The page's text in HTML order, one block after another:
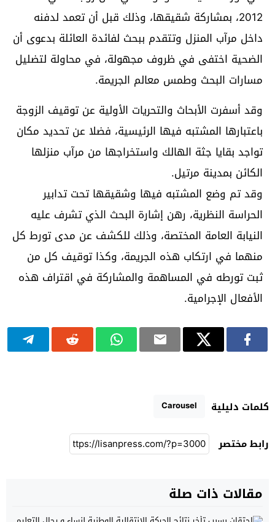
2012، بمشاركة شقيقها، وذلك قبل أن تعمد لدفنه
داخل مرآب المنزل وتتقدم ببحث لفائدة العائلة بدعوى أن
الضحية اختفى في ظروف مجهولة، في محاولة لتضليل
مسارات البحث وطمس معالم الجريمة.
وقد أسفرت الأبحاث والتحريات الأولية عن توقيف الزوجة
باعتبارها المشتبه فيها الرئيسية، فضلا عن تحديد مكان
تواجد بقايا جثة الهالك واستخراجها من مرآب منزلها
الكائن بمدينة مرتيل.
وقد تم وضع المشتبه فيها وشقيقها تحت تدابير
الحراسة النظرية، رهن إشارة البحث الذي تشرف عليه
النيابة العامة المختصة، وذلك للكشف عن مدى تورط كل
منهما في ارتكاب هذه الجريمة، وكذا توقيف كل من
ثبت تورطه في المساهمة والمشاركة في اقتراف هذه
الأفعال الإجرامية.
كلمات دليلية Carousel
رابط مختصر
مقالات ذات صلة